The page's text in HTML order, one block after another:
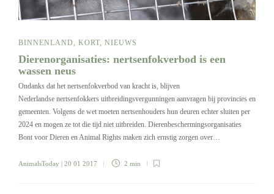
BINNENLAND KORT NIEUWS
Dierenorganisaties: nertsenfokverbod is een
wassen neus
Ondanks dat het nertsenfokverbod van kracht is, blijven
Nederlandse nertsenfokkers uitbreidingsvergunningen aanvragen bij provincies en
gemeenten. Volgens de wet moeten nertsenhouders hun deuren echter sluiten per
2024 en mogen ze tot die tijd niet uitbreiden. Dierenbeschermingsorganisaties
Bont voor Dieren en Animal Rights maken zich ernstig zorgen over…
AnimalsToday | 20 01 2017 2 min